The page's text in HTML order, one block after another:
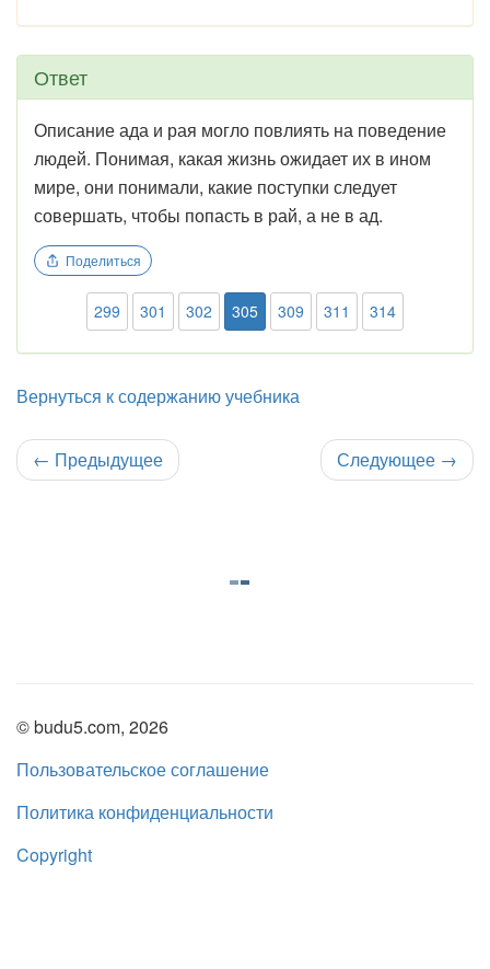
Ответ
Описание ада и рая могло повлиять на поведение
людей. Понимая, какая жизнь ожидает их в ином
мире, они понимали, какие поступки следует
совершать, чтобы попасть в рай, а не в ад.
Поделиться
299 301 302 305 309 311 314
Вернуться к содержанию учебника
← Предыдущее Следующее →
© budu5.com, 2026
Пользовательское соглашение
Политика конфиденциальности
Copyright